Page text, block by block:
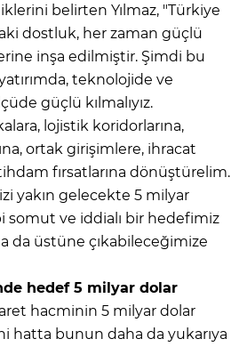
belirten Yılmaz, "Türkiye
dostluk, her zaman güçlü
inşa edilmiştir. Şimdi bu
teknolojide ve
güçlü kılmalıyız.
lojistik koridorlarına,
ortak girişimlere, ihracat
fırsatlarına dönüştürelim.
yakın gelecekte 5 milyar
somut ve iddialı bir hedefimiz
da üstüne çıkabileceğimize
hedef 5 milyar dolar
hacminin 5 milyar dolar
hatta bunun daha da yukarıya